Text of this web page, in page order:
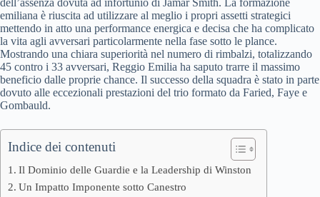
dell’assenza dovuta ad infortunio di Jamar Smith. La formazione
emiliana è riuscita ad utilizzare al meglio i propri assetti strategici
mettendo in atto una performance energica e decisa che ha complicato
la vita agli avversari particolarmente nella fase sotto le plance.
Mostrando una chiara superiorità nel numero di rimbalzi, totalizzando
45 contro i 33 avversari, Reggio Emilia ha saputo trarre il massimo
beneficio dalle proprie chance. Il successo della squadra è stato in parte
dovuto alle eccezionali prestazioni del trio formato da Faried, Faye e
Gombauld.
Indice dei contenuti
Il Dominio delle Guardie e la Leadership di Winston
Un Impatto Imponente sotto Canestro